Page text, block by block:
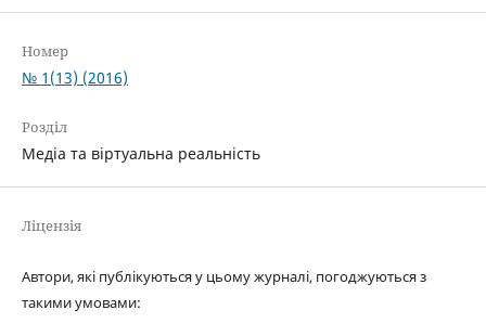
Номер
№ 1(13) (2016)
Розділ
Медіа та віртуальна реальність
Ліцензія
Автори, які публікуються у цьому журналі, погоджуються з
такими умовами: